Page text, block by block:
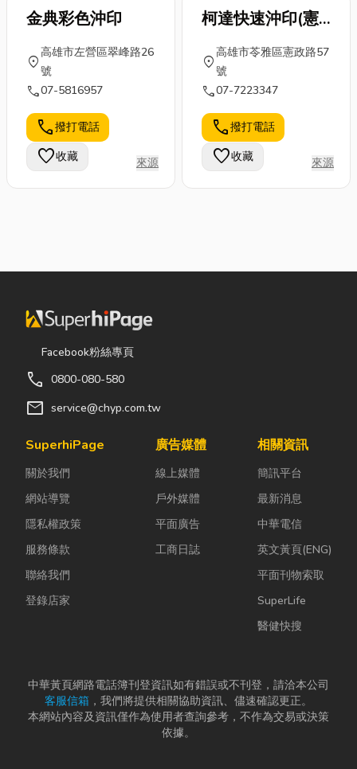
金典彩色沖印
location_on
高雄市左營區翠峰路26
號
call07-5816957
call撥打電話
favorite收藏 來源
柯達快速沖印(憲
政路)
location_on
高雄市苓雅區憲政路57
號
call07-7223347
call撥打電話
favorite收藏 來源
Facebook粉絲專頁
call 0800-080-580
mail service@chyp.com.tw
SuperhiPage
關於我們
網站導覽
隱私權政策
服務條款
聯絡我們
登錄店家
廣告媒體
線上媒體
戶外媒體
平面廣告
工商日誌
相關資訊
簡訊平台
最新消息
中華電信
英文黃頁(ENG)
平面刊物索取
SuperLife
醫健快搜
中華黃頁網路電話簿刊登資訊如有錯誤或不刊登，請洽本公司
客服信箱 ，我們將提供相關協助資訊、儘速確認更正。
本網站內容及資訊僅作為使用者查詢參考，不作為交易或決策
依據。